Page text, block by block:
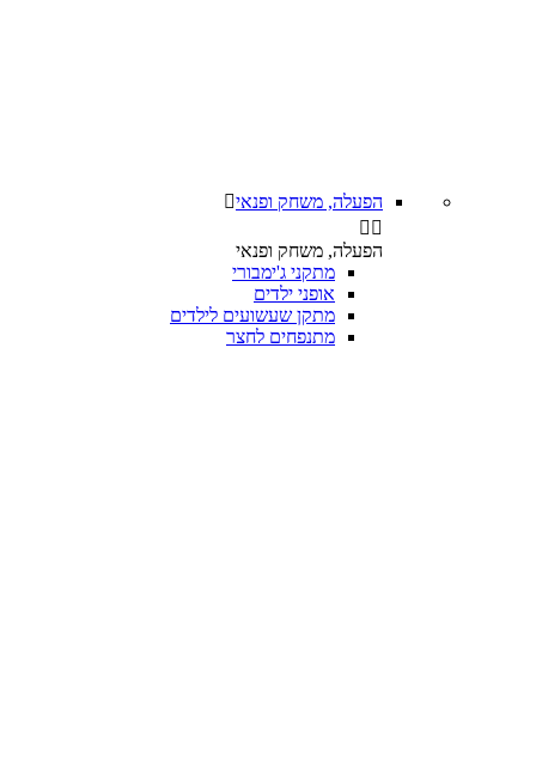
הפעלה, משחק ופנאי
 
הפעלה, משחק ופנאי
מתקני ג'ימבורי
אופני ילדים
מתקן שעשועים לילדים
מתנפחים לחצר